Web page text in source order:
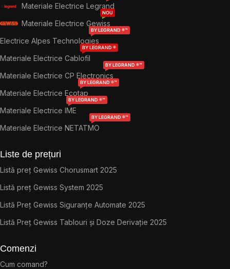
Materiale Electrice Legrand
Materiale Electrice Gewiss
NOU
Electrice Alpes Technologies
BY LEGRAND ®™
Materiale Electrice Cablofil
BY LEGRAND ®
Materiale Electrice CP Electronics
BY LEGRAND ®™
Materiale Electrice Ecotap
BY LEGRAND ®™
Materiale Electrice IME
BY LEGRAND ®™
Materiale Electrice NETATMO
BY LEGRAND ®™
Liste de prețuri
Listă preț Gewiss Chorusmart 2025
Listă preț Gewiss System 2025
Listă Preț Gewiss Siguranțe Automate 2025
Listă Preț Gewiss Tablouri și Doze Derivație 2025
Comenzi
Cum comand?